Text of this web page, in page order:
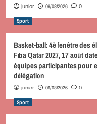
junior 06/08/2026 0
Sport
Basket-ball: 4è fenêtre des
Fiba Qatar 2027, 17 août
équipes participantes pour
délégation
junior 06/08/2026 0
Sport